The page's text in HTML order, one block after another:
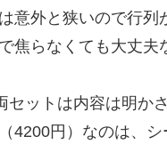
意外と狭いので行
焦らなくても大丈夫
セットは内容は明か
4200円）なのは、